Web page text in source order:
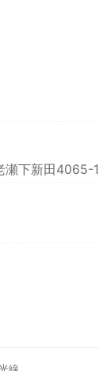
瀬下新田4065-1